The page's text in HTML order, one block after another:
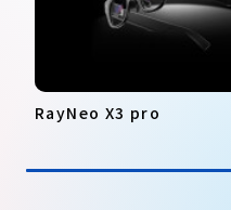
RayNeo X3 pro